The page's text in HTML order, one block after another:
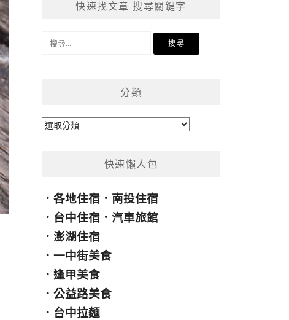
快速找文章 搜尋關鍵字
分類
分
快速懶人包
．各地住宿 ． 南投住宿
． 台中住宿 ．汽車旅館
．澎湖住宿
．一中街美食
．逢甲美食
．公益路美食
． 台中拉麵